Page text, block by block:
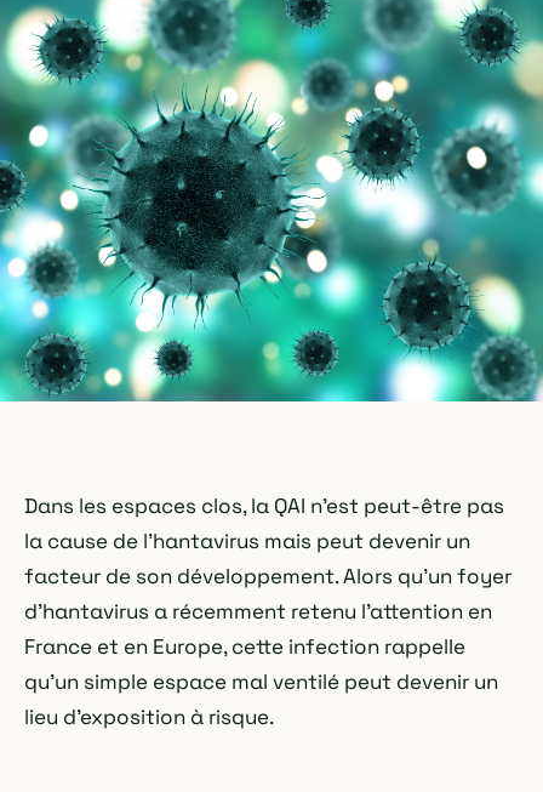
Dans les espaces clos, la QAI n'est peut-être pas
la cause de l'hantavirus mais peut devenir un
facteur de son développement. Alors qu'un foyer
d'hantavirus a récemment retenu l'attention en
France et en Europe, cette infection rappelle
qu'un simple espace mal ventilé peut devenir un
lieu d'exposition à risque.